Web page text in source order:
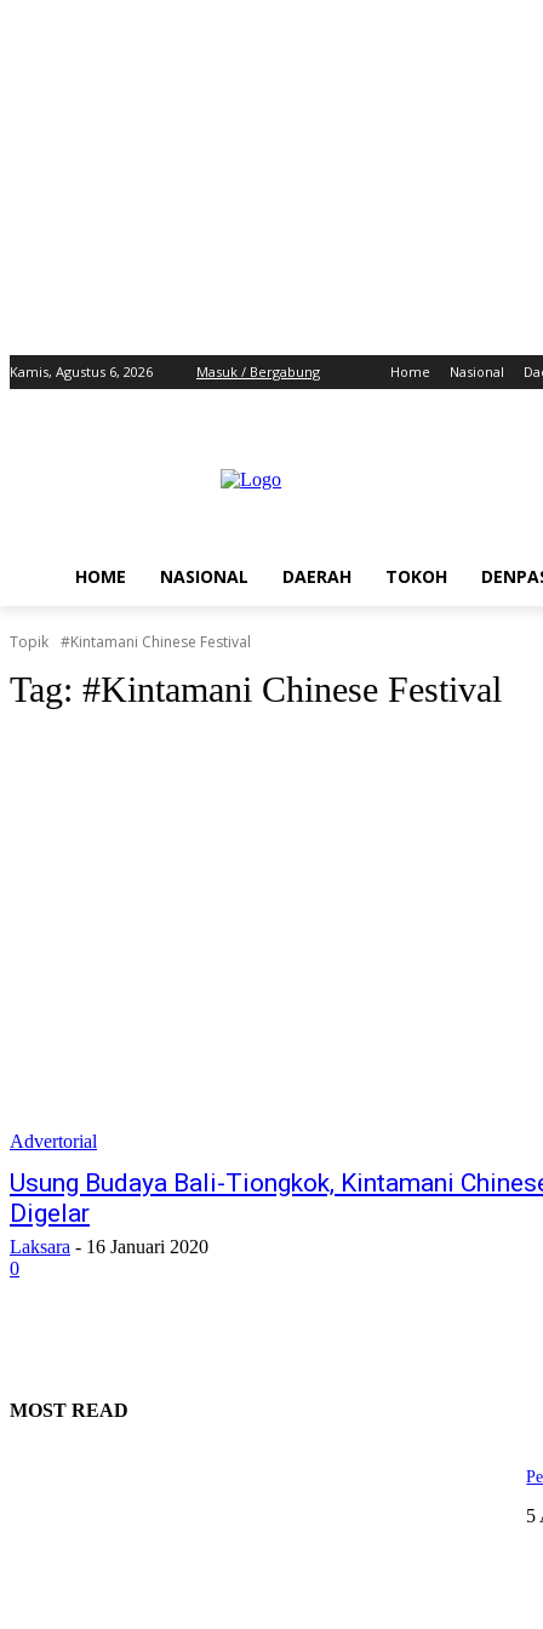
Kamis, Agustus 6, 2026 Masuk / Bergabung Home Nasional
HOME NASIONAL DAERAH TOKOH
Topik #Kintamani Chinese Festival
Tag: #Kintamani Chinese Festival
Advertorial
Usung Budaya Bali-Tiongkok, Kintamani
Digelar
Laksara - 16 Januari 2020
0
MOST READ
5